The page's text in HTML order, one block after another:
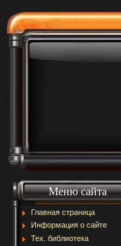
Меню сайта
Главная страница
Информация о сайте
Тех. библиотека